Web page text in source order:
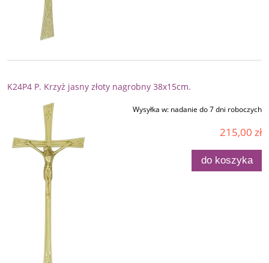
K24P4 P. Krzyż jasny złoty nagrobny 38x15cm.
Wysyłka w: nadanie do 7 dni roboczych
215,00 zł
do koszyka